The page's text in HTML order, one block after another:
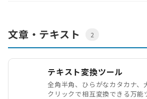
文章・テキスト 2
テキスト変換ツール
全角半角、ひらがなカタカナ、
クリックで相互変換できる万能